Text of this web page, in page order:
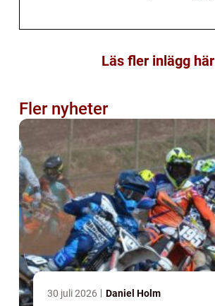
Läs fler inlägg här
Fler nyheter
30 juli 2026 Daniel Holm